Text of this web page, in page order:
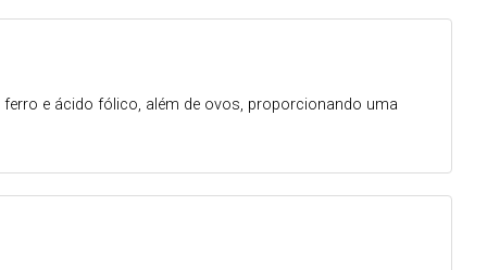
e ácido fólico, além de ovos, proporcionando uma